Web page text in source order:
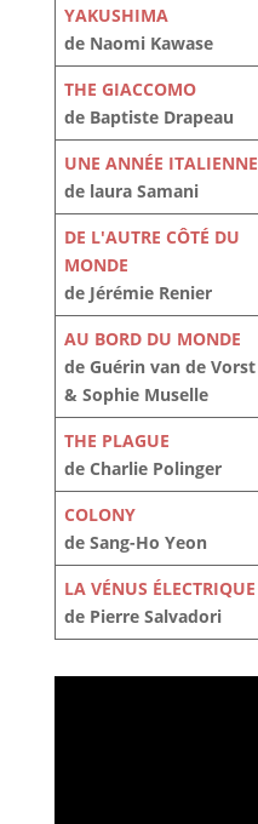
YAKUSHIMA
de Naomi Kawase
THE GIACCOMO
de Baptiste Drapeau
UNE ANNÉE ITALIENNE
de laura Samani
DE L'AUTRE CÔTÉ DU
MONDE
de Jérémie Renier
AU BORD DU MONDE
de Guérin van de Vorst
& Sophie Muselle
THE PLAGUE
de Charlie Polinger
COLONY
de Sang-Ho Yeon
LA VÉNUS ÉLECTRIQUE
de Pierre Salvadori